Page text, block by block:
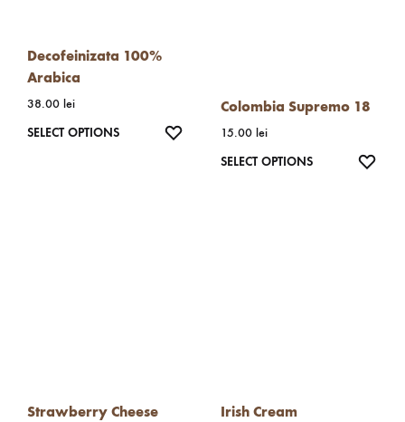
Decofeinizata 100%
Arabica
38.00 lei
SELECT OPTIONS
WISHLIST
Colombia Supremo 18
15.00 lei
SELECT OPTIONS
Strawberry Cheese
Irish Cream